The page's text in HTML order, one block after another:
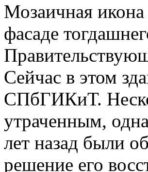
Мозаичная икона
фасаде
Сейчас в этом
СПбГИКиТ.
утраченным,
лет назад были
решение его